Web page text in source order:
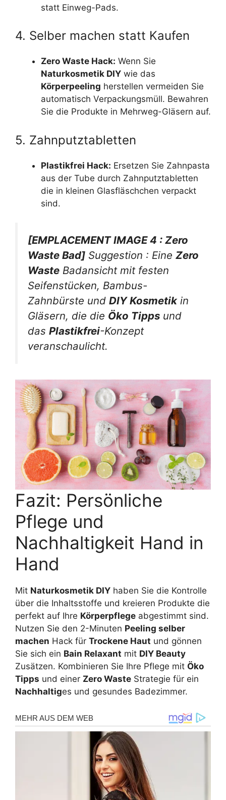
statt Einweg-Pads.
4. Selber machen statt Kaufen
Zero Waste Hack: Wenn Sie
Naturkosmetik DIY wie das
Körperpeeling herstellen vermeiden Sie
automatisch Verpackungsmüll. Bewahren
Sie die Produkte in Mehrweg-Gläsern auf.
5. Zahnputztabletten
Plastikfrei Hack: Ersetzen Sie Zahnpasta
aus der Tube durch Zahnputztabletten
die in kleinen Glasfläschchen verpackt
sind.
[EMPLACEMENT IMAGE 4 : Zero
Waste Bad] Suggestion : Eine Zero
Waste Badansicht mit festen
Seifenstücken, Bambus-
Zahnbürste und DIY Kosmetik in
Gläsern, die die Öko Tipps und
das Plastikfrei-Konzept
veranschaulicht.
Fazit: Persönliche
Pflege und
Nachhaltigkeit Hand in
Hand
Mit Naturkosmetik DIY haben Sie die Kontrolle
über die Inhaltsstoffe und kreieren Produkte die
perfekt auf Ihre Körperpflege abgestimmt sind.
Nutzen Sie den 2-Minuten Peeling selber
machen Hack für Trockene Haut und gönnen
Sie sich ein Bain Relaxant mit DIY Beauty
Zusätzen. Kombinieren Sie Ihre Pflege mit Öko
Tipps und einer Zero Waste Strategie für ein
Nachhaltiges und gesundes Badezimmer.